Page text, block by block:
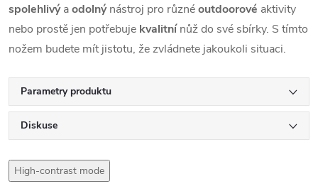
spolehlivýaodolnýnástroj pro různéoutdoorové aktivity
nebo prostě jen potřebuje kvalitnínůž do své sbírky. S tímto
nožem budete mít jistotu, že zvládnete jakoukoli situaci.
Parametry produktu
Diskuse
High-contrast mode